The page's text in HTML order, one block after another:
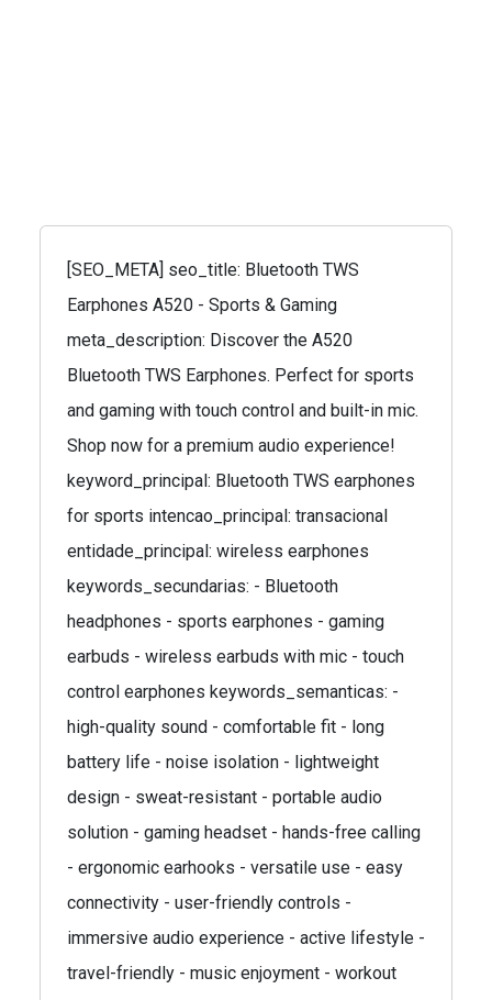
[SEO_META] seo_title: Bluetooth TWS
Earphones A520 - Sports & Gaming
meta_description: Discover the A520
Bluetooth TWS Earphones. Perfect for sports
and gaming with touch control and built-in mic.
Shop now for a premium audio experience!
keyword_principal: Bluetooth TWS earphones
for sports intencao_principal: transacional
entidade_principal: wireless earphones
keywords_secundarias: - Bluetooth
headphones - sports earphones - gaming
earbuds - wireless earbuds with mic - touch
control earphones keywords_semanticas: -
high-quality sound - comfortable fit - long
battery life - noise isolation - lightweight
design - sweat-resistant - portable audio
solution - gaming headset - hands-free calling
- ergonomic earhooks - versatile use - easy
connectivity - user-friendly controls -
immersive audio experience - active lifestyle -
travel-friendly - music enjoyment - workout